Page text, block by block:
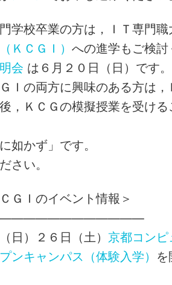
学校卒業の方は，ＩＴ専門
ＫＣＧＩ）への進学もご検
会 は６月２０日（日）です。
Ｉの両方に興味のある方は
，ＫＣＧの模擬授業を受け
如かず」です。
さい。
ＧＩのイベント情報＞
日）２６日（土） 京都コン
ンキャンパス（体験入学）